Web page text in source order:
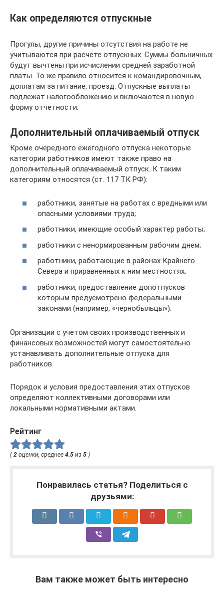
Как определяются отпускные
Прогулы, другие причины отсутствия на работе не
учитываются при расчете отпускных. Суммы больничных
будут вычтены при исчислении средней заработной
платы. То же правило относится к командировочным,
доплатам за питание, проезд. Отпускные выплаты
подлежат налогообложению и включаются в новую
форму отчетности.
Дополнительный оплачиваемый отпуск
Кроме очередного ежегодного отпуска некоторые
категории работников имеют также право на
дополнительный оплачиваемый отпуск. К таким
категориям относятся (ст. 117 ТК РФ):
работники, занятые на работах с вредными или
опасными условиями труда;
работники, имеющие особый характер работы;
работники с ненормированным рабочим днем;
работники, работающие в районах Крайнего
Севера и приравненных к ним местностях;
работники, предоставление допотпусков
которым предусмотрено федеральными
законами (например, «чернобыльцы»).
Организации с учетом своих производственных и
финансовых возможностей могут самостоятельно
устанавливать дополнительные отпуска для
работников.
Порядок и условия предоставления этих отпусков
определяют коллективными договорами или
локальными нормативными актами.
Рейтинг
( 2 оценки, среднее 4.5 из 5 )
Понравилась статья? Поделиться с
друзьями:
Вам также может быть интересно